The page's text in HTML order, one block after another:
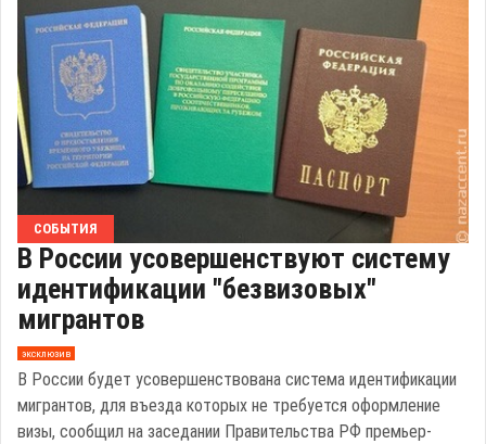
СОБЫТИЯ
В России усовершенствуют систему
идентификации "безвизовых"
мигрантов
эксклюзив
В России будет усовершенствована система идентификации
мигрантов, для въезда которых не требуется оформление
визы, сообщил на заседании Правительства РФ премьер-